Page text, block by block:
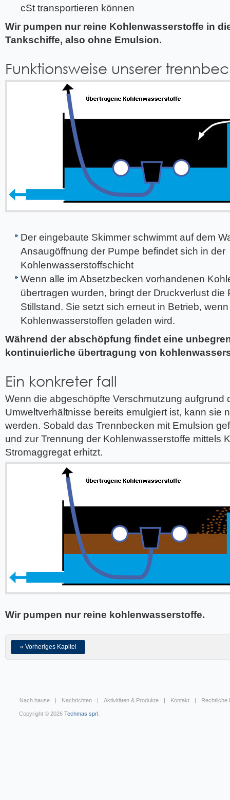
cSt transportieren können
Wir pumpen nur reine Kohlenwasserstoffe in
Tankschiffe, also ohne Emulsion.
Funktionsweise unserer
Der eingebaute Skimmer schwimmt auf dem
Ansaugöffnung der Pumpe befindet sich in der
Kohlenwasserstoffschicht
Wenn alle im Absetzbecken vorhandenen
übertragen wurden, bringt der Druckverlust die
Stillstand. Sie setzt sich erneut in Betrieb,
Kohlenwasserstoffen geladen wird.
Während der abschöpfung findet eine
kontinuierliche übertragung von
Ein konkreter fall
Wenn die abgeschöpfte Verschmutzung aufgrund
Umweltverhältnisse bereits emulgiert ist, kann sie
werden. Sobald das Trennbecken mit Emulsion
und zur Trennung der Kohlenwasserstoffe mittels
Stromaggregat erhitzt.
Wir pumpen nur reine kohlenwasserstoffe.
« Vorheriges Kapitel
Nach hause Nachrichten Aktivitäten & Produkte Kontakt Rechtliche
Copyright © 2026 Techmas sprl